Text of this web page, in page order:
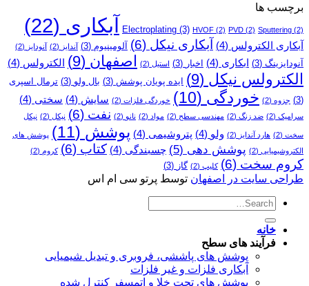
برچسب ها
Electroplating (3) HVOF (2) PVD (2) Sputtering (2) آبکاری (22)
آبکاری الکترولس (4) آبکاری نیکل (6) آلومینیوم (3) آندایز (2) آنودایز (2)
آنودایزینگ (3) ابکاری (4) اخبار (3) استیل (2) اصفهان (9) الکترولس (4)
الکترولس نیکل (9) ایده پویان پوشش (3) بال ولو (3)
ترمال اسپری
(3)
جزوه (2) خوردگی (10) خوردگی فلزات (2) سایش (4) سختی (4)
سرامیک (2) ضد زنگ (2) مهندسی سطح (2) مواد (2) نانو (2) نفت (6) نیکل (2) نیکل
سخت (2) هارد آندایز (2) ولو (4) پتروشیمی (4) پوشش (11)
پوشش­ های
الکتروشیمیایی (2) پوشش دهی (5) چسبندگی (4) کتاب (6) کروم (2)
کروم سخت (6) کلیپ (2) گاز (3)
طراحی سایت در اصفهان توسط پرتو سی ام اس
خانه
فرآیند های سطح
پوشش های پاششی، فروبری و تبدیل شیمیایی
آبکاری فلزات و غیر فلزات
پوشش های تحت خلا و اتمسفر کنترل شده